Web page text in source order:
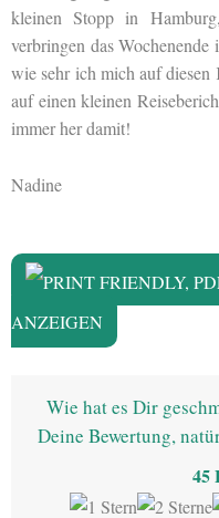
kleinen Stopp in
verbringen das
wie sehr ich mich auf
auf einen kleinen
immer her damit!
Nadine
ANZEIGEN
Wie hat es Dir
Deine Bewertung,
45